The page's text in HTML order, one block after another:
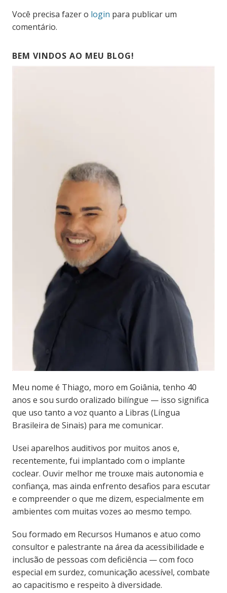
Você precisa fazer o login para publicar um
comentário.
BEM VINDOS AO MEU BLOG!
Meu nome é Thiago, moro em Goiânia, tenho 40
anos e sou surdo oralizado bilíngue — isso significa
que uso tanto a voz quanto a Libras (Língua
Brasileira de Sinais) para me comunicar.
Usei aparelhos auditivos por muitos anos e,
recentemente, fui implantado com o implante
coclear. Ouvir melhor me trouxe mais autonomia e
confiança, mas ainda enfrento desafios para escutar
e compreender o que me dizem, especialmente em
ambientes com muitas vozes ao mesmo tempo.
Sou formado em Recursos Humanos e atuo como
consultor e palestrante na área da acessibilidade e
inclusão de pessoas com deficiência — com foco
especial em surdez, comunicação acessível, combate
ao capacitismo e respeito à diversidade.